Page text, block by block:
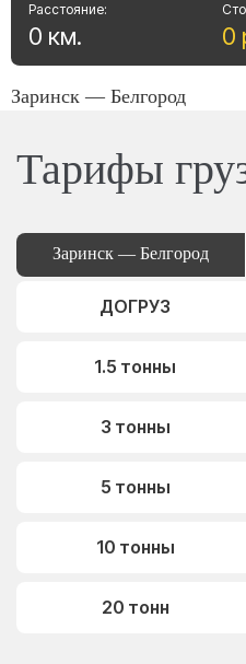
0
Расстояние:
0 км.
Заринск — Белгород
Тарифы
Заринск — Белгород
ДОГРУЗ
1.5 тонны
3 тонны
5 тонны
10 тонны
20 тонн